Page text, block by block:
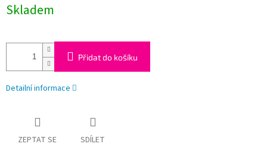
cena:
Skladem
Přidat do košíku
Detailní informace
ZEPTAT SE SDÍLET